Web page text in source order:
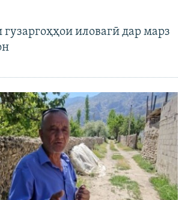
гузаргоҳҳои иловагӣ дар марз